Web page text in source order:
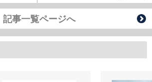
記事一覧ページへ